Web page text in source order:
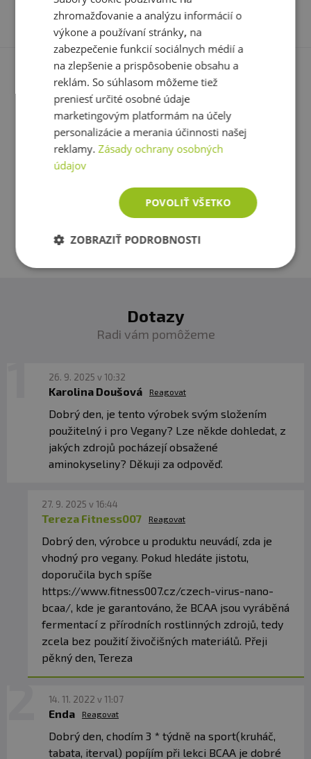
pred mrazom. Výrobca ani predajca nezodpovedajú za
vady spôsobené nesprávnym skladovaním a používaním.
Upozornenie pre alergikov:​Alergény ve složení
produktutučně zvýrazněné.
Varianta: malina
dokončujem meloun, ešte som ho neskúšal
Ďalšia
Máte s produktom skúsenosť? Napíšte recenziu a
pomôžte tak ostatným zákazníkom s rozhodovaním.
Pridať vlastné hodnotenie
Dotazy
Radi vám pomôžeme
26. 9. 2025 v 10:32
Karolina Doušová Reagovat
Dobrý den, je tento výrobek svým složením
použitelný i pro Vegany? Lze někde dohledat, z
jakých zdrojů pocházejí obsažené
aminokyseliny? Děkuji za odpověď.
27. 9. 2025 v 16:44
Tereza Fitness007 Reagovat
Dobrý den, výrobce u produktu neuvádí, zda je
vhodný pro vegany. Pokud hledáte jistotu,
doporučila bych spíše
https://www.fitness007.cz/czech-virus-nano-
bcaa/, kde je garantováno, že BCAA jsou vyráběná
fermentací z přírodních rostlinných zdrojů, tedy
zcela bez použití živočišných materiálů. Přeji
pěkný den, Tereza
14. 11. 2022 v 11:07
Enda Reagovat
Dobrý den, chodím 3 * týdně na sport(kruháč,
tabata, iterval) popíjím při lekci BCAA je dobré
zhromažďovanie a analýzu informácií o
výkone a používaní stránky, na
zabezpečenie funkcií sociálnych médií a
na zlepšenie a prispôsobenie obsahu a
reklám. So súhlasom môžeme tiež
preniesť určité osobné údaje
marketingovým platformám na účely
personalizácie a merania účinnosti našej
reklamy.Zásady ochrany osobných
údajov
POVOLIŤ VŠETKO
ZOBRAZIŤ PODROBNOSTI